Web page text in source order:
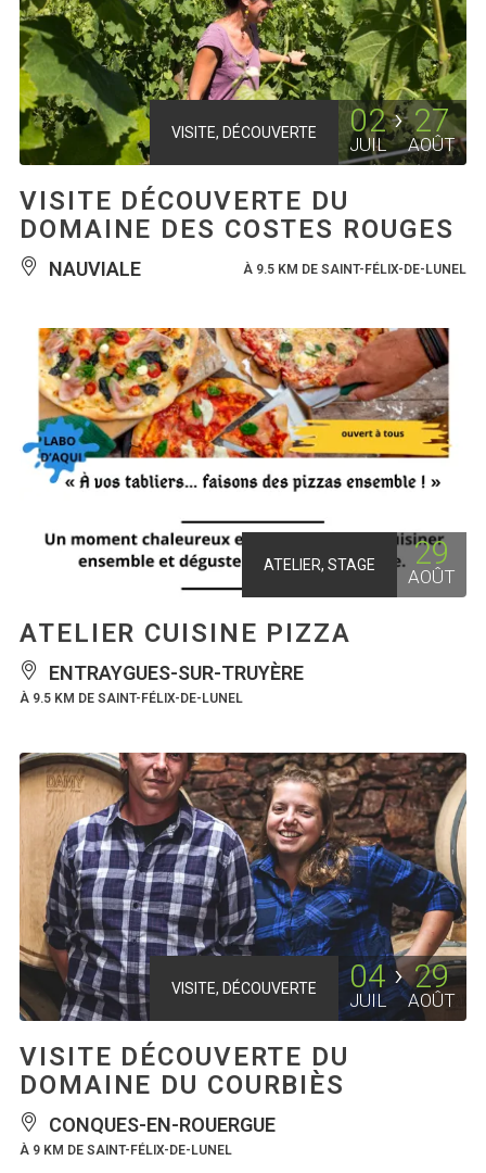
VISITE, DÉCOUVERTE 02
JUIL
27
AOÛT
VISITE DÉCOUVERTE DU
DOMAINE DES COSTES ROUGES
NAUVIALE À 9.5 KM DE SAINT-FÉLIX-DE-LUNEL
ATELIER, STAGE 29
AOÛT
ATELIER CUISINE PIZZA
ENTRAYGUES-SUR-TRUYÈRE
À 9.5 KM DE SAINT-FÉLIX-DE-LUNEL
VISITE, DÉCOUVERTE 04
JUIL
29
AOÛT
VISITE DÉCOUVERTE DU
DOMAINE DU COURBIÈS
CONQUES-EN-ROUERGUE
À 9 KM DE SAINT-FÉLIX-DE-LUNEL